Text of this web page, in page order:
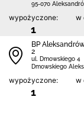
95-070
wypożyczone:
1
w
BP
2
ul. Dmowskiego 4
Dmowskiego
wypożyczone:
1
w